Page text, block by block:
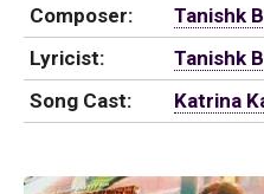
Composer:
Tanishk
Lyricist:
Tanishk
Song Cast:
Katrina